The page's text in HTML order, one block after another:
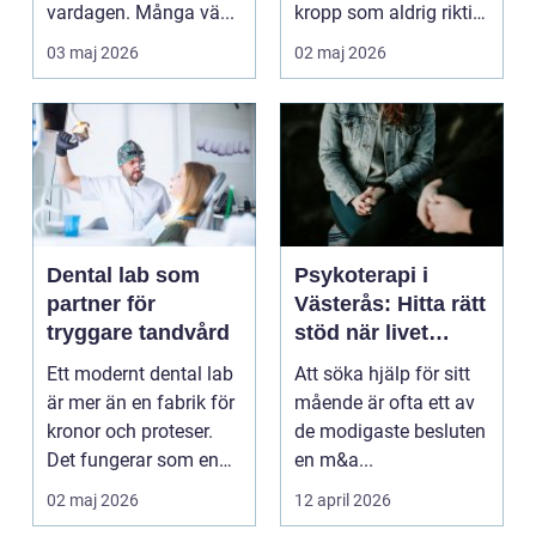
vardagen. Många vä...
03 maj 2026
kropp som aldrig riktigt
hinner återhämta si...
02 maj 2026
Dental lab som
partner för
tryggare tandvård
Ett modernt dental lab
är mer än en fabrik för
kronor och proteser.
Det fungerar som en
förlängning ...
02 maj 2026
Psykoterapi i
Västerås: Hitta rätt
stöd när livet
skaver
Att söka hjälp för sitt
mående är ofta ett av
de modigaste besluten
en m&a...
12 april 2026